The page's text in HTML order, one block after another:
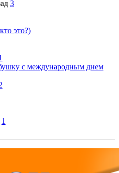
3
это?)
с международным днем
1